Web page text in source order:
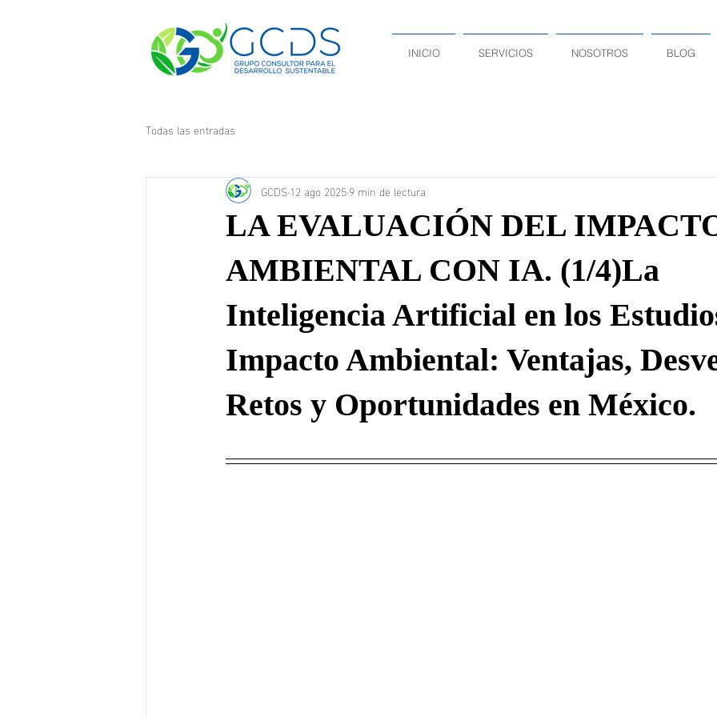
INICIO SERVICIOS NOSOTROS BLOG
Todas las entradas
LA EVALUACIÓN DEL
AMBIENTAL CON IA. (1/4)La
Inteligencia Artificial en los
Impacto Ambiental: Ventajas,
Retos y Oportunidades en México.
GCDS 12 ago 20259 min de lectura